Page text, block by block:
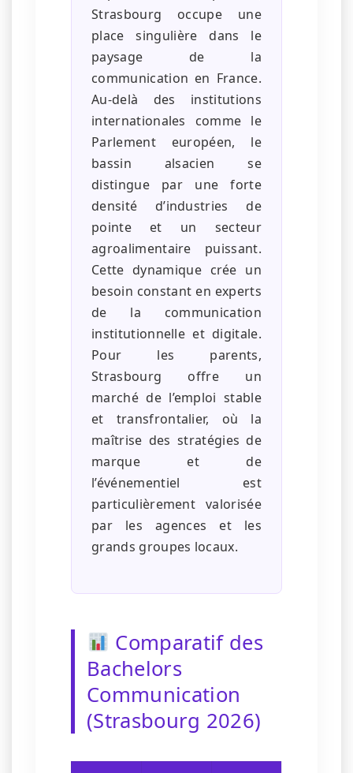
Strasbourg occupe une
place singulière dans le
paysage de la
communication en France.
Au-delà des institutions
internationales comme le
Parlement européen, le
bassin alsacien se
distingue par une forte
densité d’industries de
pointe et un secteur
agroalimentaire puissant.
Cette dynamique crée un
besoin constant en experts
de la communication
institutionnelle et digitale.
Pour les parents,
Strasbourg offre un
marché de l’emploi stable
et transfrontalier, où la
maîtrise des stratégies de
marque et de
l’événementiel est
particulièrement valorisée
par les agences et les
grands groupes locaux.
Comparatif des
Bachelors
Communication
(Strasbourg 2026)